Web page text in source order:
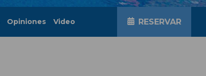
Opiniones Video RESERVAR